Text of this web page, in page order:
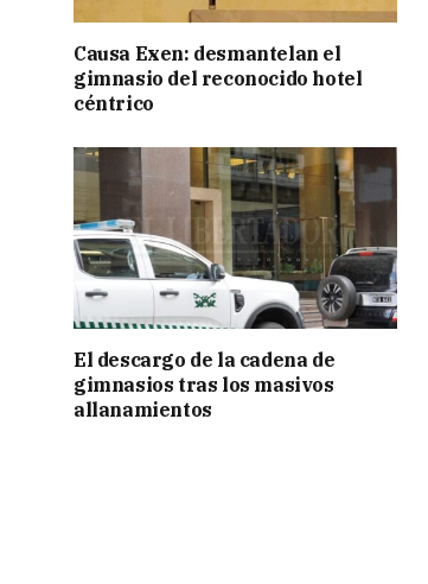
Causa Exen: desmantelan el
gimnasio del reconocido hotel
céntrico
El descargo de la cadena de
gimnasios tras los masivos
allanamientos